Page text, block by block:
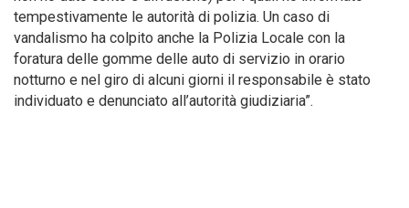
tempestivamente le autorità di polizia. Un caso di
vandalismo ha colpito anche la Polizia Locale con la
foratura delle gomme delle auto di servizio in orario
notturno e nel giro di alcuni giorni il responsabile è stato
individuato e denunciato all’autorità giudiziaria”.